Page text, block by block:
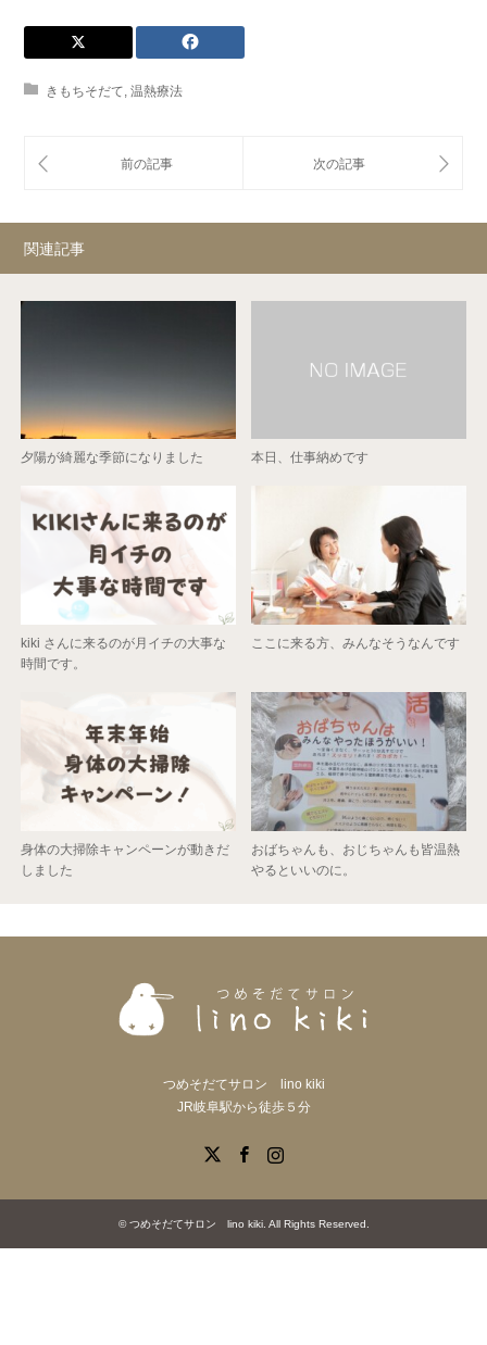
きもちそだて, 温熱療法
関連記事
夕陽が綺麗な季節になりました 本日、仕事納めです
kiki さんに来るのが月イチの大事な
時間です。
ここに来る方、みんなそうなんです
身体の大掃除キャンペーンが動きだ
しました
おばちゃんも、おじちゃんも皆温熱
やるといいのに。
つめそだてサロン lino kiki
JR岐阜駅から徒歩５分
©つめそだてサロン lino kiki. All Rights Reserved.